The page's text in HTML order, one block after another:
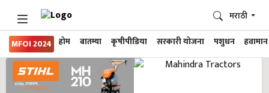
MFOI 2024 होम बातम्या कृषीपीडिया सरकारी योजना पशुधन हवामान
मराठी